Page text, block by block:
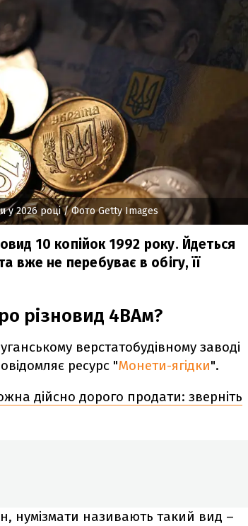
у 2026 році/ Фото Getty Images
10 копійок 1992 року. Йдеться
вже не перебуває в обігу, її
різновид 4ВАм?
верстатобудівному заводі
ресурс "Монети-ягідки".
дійсно дорого продати: зверніть
нумізмати називають такий вид –